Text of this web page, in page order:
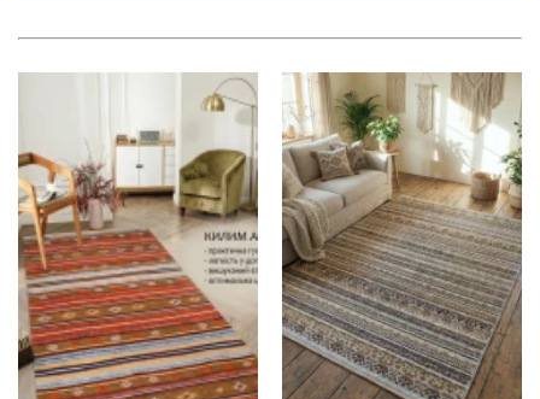
Доступные размеры:
0.60x0.90 - 810 грн
0.75x1.20 - 1260 грн
ПОДРОБНЕЕ
Доступные размеры:
0.80x1.60 - 1350 грн
1.20x1.80 - 2115 грн
1.60x2.35 - 3690 грн
ПОДРОБНЕЕ